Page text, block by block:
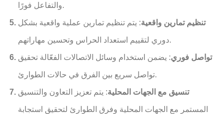
والتفاعل فورًا.
تنظيم تمارين واقعية: يتم تنظيم تمارين عملية واقعية بشكل
دوري لتقييم استعداد الحراس وتحسين مهاراتهم.
تواصل فوري: يضمن استخدام وسائل الاتصالات الفعّالة تحقيق
تواصل سريع بين الفرق في حالات الطوارئ.
تنسيق مع الجهات المحلية: يتم تعزيز التعاون والتنسيق
المستمر مع الجهات المحلية وفرق الطوارئ لتحقيق استجابة